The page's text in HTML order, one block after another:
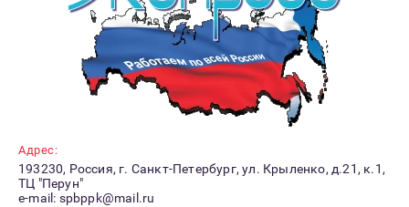
Адрес:
193230, Россия, г. Санкт-Петербург, ул. Крыленко, д.21, к.1,
ТЦ "Перун"
e-mail: spbppk@mail.ru